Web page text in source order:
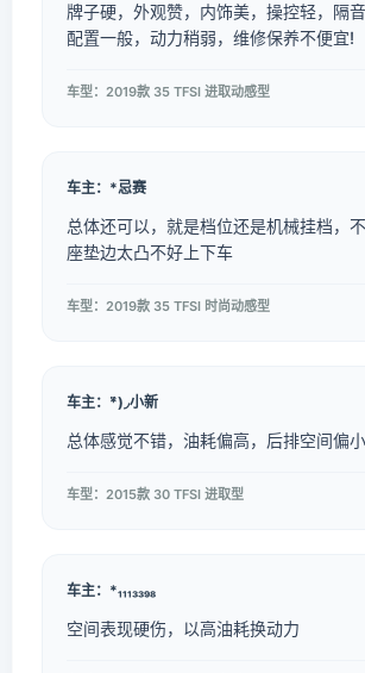
牌子硬，外观赞，内饰美，操控轻，隔音
配置一般，动力稍弱，维修保养不便宜!
车型：2019款 35 TFSI 进取动感型
车主：*忌赛
总体还可以，就是档位还是机械挂档，不
座垫边太凸不好上下车
车型：2019款 35 TFSI 时尚动感型
车主：*̈)◞小新
总体感觉不错，油耗偏高，后排空间偏小
车型：2015款 30 TFSI 进取型
车主：*₁₁₁₃₃₉₈
空间表现硬伤，以高油耗换动力